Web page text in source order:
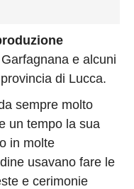
Garfagnana e alcuni
di Lucca.
sempre molto
un tempo la sua
in molte
usavano fare le
e cerimonie